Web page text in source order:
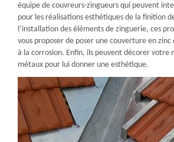
équipe de couvreurs-zingueurs qui peuvent
pour les réalisations esthétiques de la finition
l’installation des éléments de zinguerie, ces
vous proposer de poser une couverture en
à la corrosion. Enfin, ils peuvent décorer votre
métaux pour lui donner une esthétique.